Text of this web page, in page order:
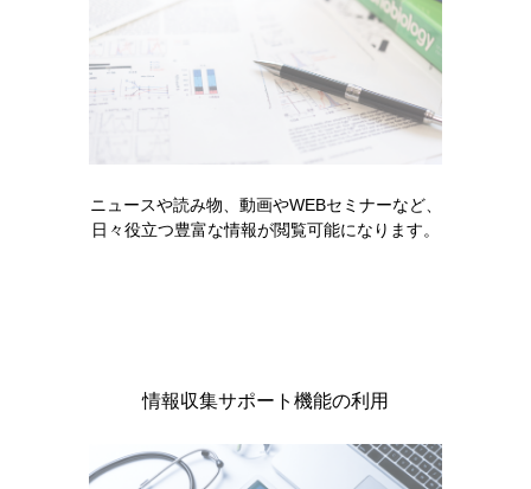
コード一覧
ニュースや読み物、動画やWEBセミナーなど、
日々役立つ豊富な情報が閲覧可能になります。
情報収集サポート機能の利用